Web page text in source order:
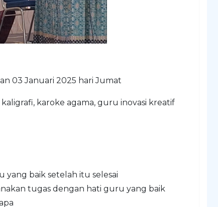
03 Januari 2025 hari Jumat
karoke agama, guru inovasi kreatif
baik setelah itu selesai
tugas dengan hati guru yang baik